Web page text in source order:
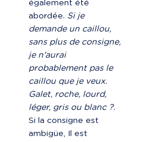
également été
abordée. Si je
demande un caillou,
sans plus de consigne,
je n'aurai
probablement pas le
caillou que je veux.
Galet, roche, lourd,
léger, gris ou blanc ?.
Si la consigne est
ambigüe, Il est